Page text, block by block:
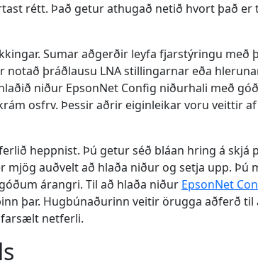
rétt. Það getur athugað netið hvort það
Sumar aðgerðir leyfa fjarstýringu með
þráðlausu LNA stillingarnar eða
niður EpsonNet Config niðurhali með
osfrv. Þessir aðrir eiginleikar voru veittir
heppnist. Þú getur séð bláan hring á skjá
auðvelt að hlaða niður og setja upp. Þú
árangri. Til að hlaða niður EpsonNet
þar. Hugbúnaðurinn veitir örugga aðferð til
farsælt netferli.